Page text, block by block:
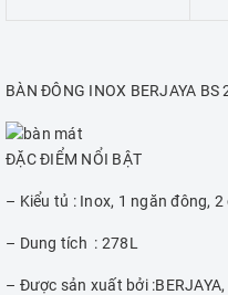
BÀN ĐÔNG INOX BERJAYA BS
ĐẶC ĐIỂM NỔI BẬT
– Kiểu tủ : Inox, 1 ngăn đông,
– Dung tích : 278L
– Được sản xuất bởi :BERJAYA,